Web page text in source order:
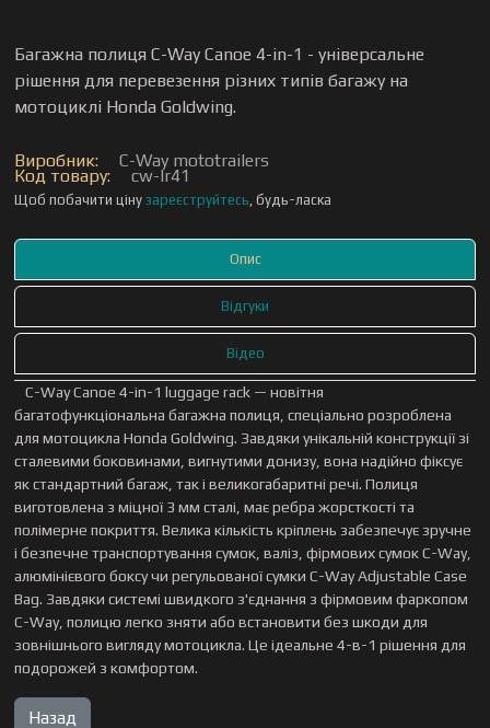
Багажна полиця C-Way Canoe 4-in-1 - універсальне
рішення для перевезення різних типів багажу на
мотоциклі Honda Goldwing.
Виробник: C-Way mototrailers
Код товару: cw-lr41
Щоб побачити цінузареєструйтесь, будь-ласка
Опис
Відгуки
Відео
C-Way Canoe 4-in-1 luggage rack — новітня
багатофункціональна багажна полиця, спеціально розроблена
для мотоцикла Honda Goldwing. Завдяки унікальній конструкції зі
сталевими боковинами, вигнутими донизу, вона надійно фіксує
як стандартний багаж, так і великогабаритні речі. Полиця
виготовлена з міцної 3 мм сталі, має ребра жорсткості та
полімерне покриття. Велика кількість кріплень забезпечує зручне
і безпечне транспортування сумок, валіз, фірмових сумок C-Way,
алюмінієвого боксу чи регульованої сумки C-Way Adjustable Case
Bag. Завдяки системі швидкого з'єднання з фірмовим фаркопом
C-Way, полицю легко зняти або встановити без шкоди для
зовнішнього вигляду мотоцикла. Це ідеальне 4-в-1 рішення для
подорожей з комфортом.